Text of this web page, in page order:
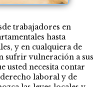
trabajadores en
hasta
y en cualquiera de
sufrir vulneración a sus
usted necesita contar
laboral y de